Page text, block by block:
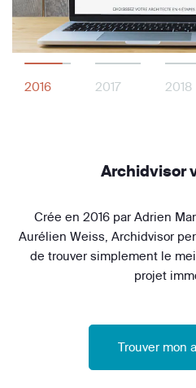
2016 2017 2018
Archidvisor
Crée en 2016 par Adrien
Aurélien Weiss, Archidvisor
de trouver simplement le
projet
Trouver mon